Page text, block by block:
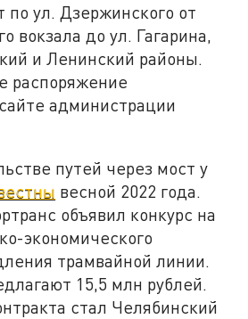
по ул. Дзержинского от
вокзала до ул. Гагарина,
и Ленинский районы.
распоряжение
администрации
путей через мост у
весной 2022 года.
объявил конкурс на
экономического
трамвайной линии.
15,5 млн рублей.
стал Челябинский